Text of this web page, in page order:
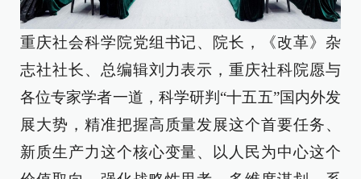
重庆社会科学院党组书记、院长，《改革》杂
志社社长、总编辑刘力表示，重庆社科院愿与
各位专家学者一道，科学研判“十五五”国内外发
展大势，精准把握高质量发展这个首要任务、
新质生产力这个核心变量、以人民为中心这个